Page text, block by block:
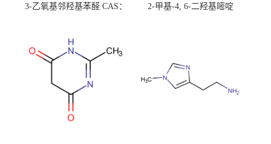
3-乙氧基邻羟基苯醛 CAS：
校可先用后付
2-甲基-4, 6-二羟基嘧啶